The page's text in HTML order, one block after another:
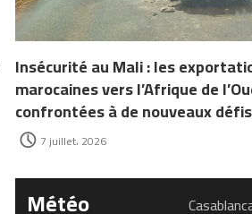
Insécurité au Mali : les
marocaines vers l’Afrique de
confrontées à de nouveaux défis
7 juillet، 2026